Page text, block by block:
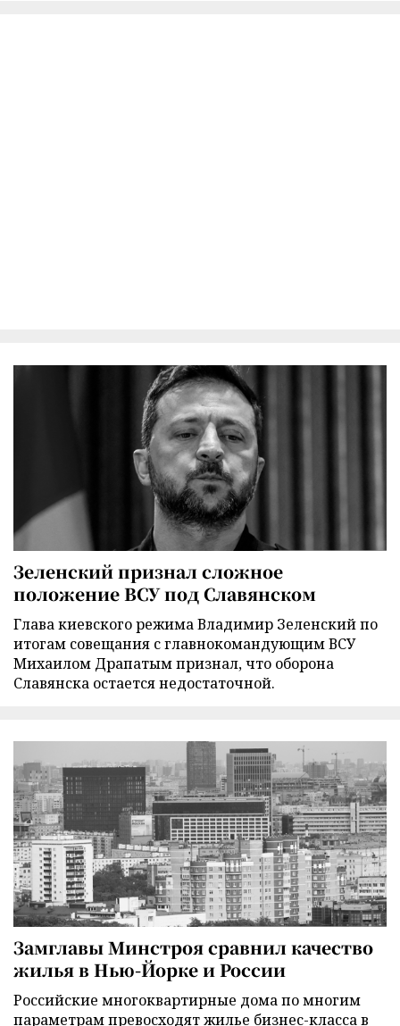
Зеленский признал сложное
положение ВСУ под Славянском
Глава киевского режима Владимир Зеленский по
итогам совещания с главнокомандующим ВСУ
Михаилом Драпатым признал, что оборона
Славянска остается недостаточной.
Замглавы Минстроя сравнил качество
жилья в Нью-Йорке и России
Российские многоквартирные дома по многим
параметрам превосходят жилье бизнес-класса в